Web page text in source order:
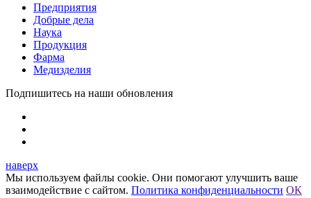
Предприятия
Добрые дела
Наука
Продукция
Фарма
Медизделия
Подпишитесь на наши обновления
наверх
Мы используем файлы cookie. Они помогают улучшить ваше
взаимодействие с сайтом. Политика конфиденциальности ОК